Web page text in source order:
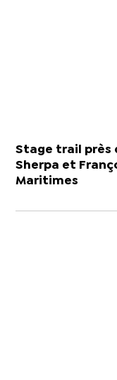
Stage trail près
Sherpa et
Maritimes